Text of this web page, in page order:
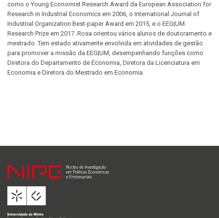
como o Young Economist Research Award da European Association for
Research in Industrial Economics em 2006, o International Journal of
Industrial Organization Best-paper Award em 2015, e o EEG|UM
Research Prize em 2017. Rosa orientou vários alunos de doutoramento e
mestrado. Tem estado ativamente envolvida em atividades de gestão
para promover a missão da EEG|UM, desempenhando funções como
Diretora do Departamento de Economia, Diretora da Licenciatura em
Economia e Diretora do Mestrado em Economia.